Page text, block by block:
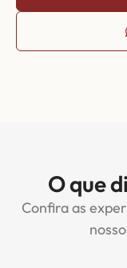
O que
Confira as